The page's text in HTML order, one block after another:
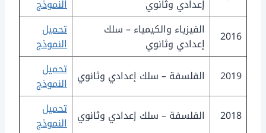
إعدادي وثانوي
النموذج
2016
الفيزياء والكيمياء – سلك
إعدادي وثانوي
تحميل
النموذج
2019
الفلسفة – سلك إعدادي وثانوي تحميل
النموذج
2018
الفلسفة – سلك إعدادي وثانوي تحميل
النموذج